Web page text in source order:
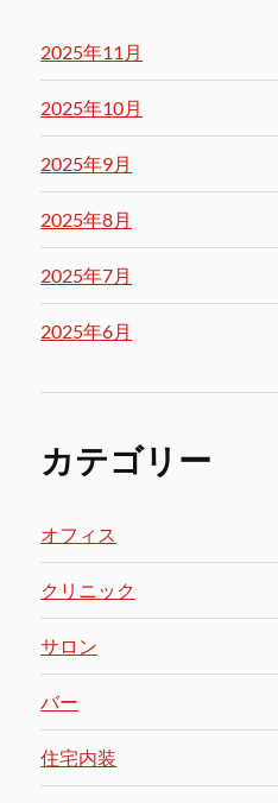
2025年11月
2025年10月
2025年9月
2025年8月
2025年7月
2025年6月
カテゴリー
オフィス
クリニック
サロン
バー
住宅内装